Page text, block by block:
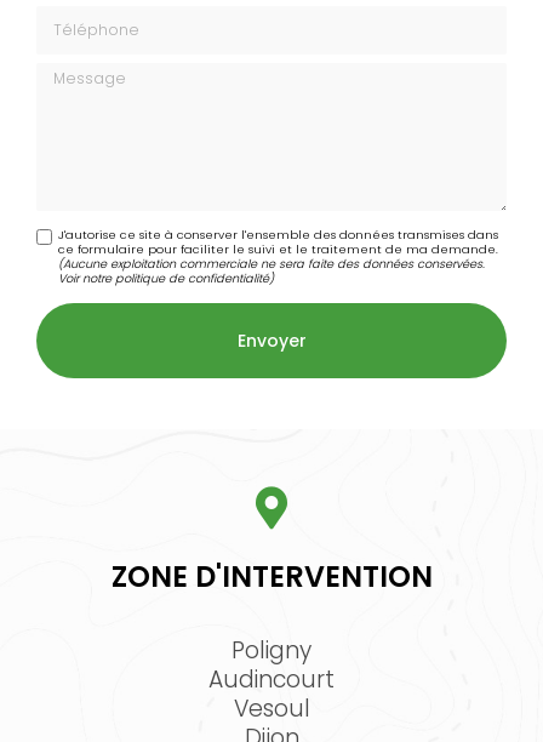
Message
J'autorise ce site à conserver l'ensemble des données transmises dans
ce formulaire pour faciliter le suivi et le traitement de ma demande.
(Aucune exploitation commerciale ne sera faite des données conservées.
Voir notrepolitique de confidentialité)
ZONE D'INTERVENTION
Poligny
Audincourt
Vesoul